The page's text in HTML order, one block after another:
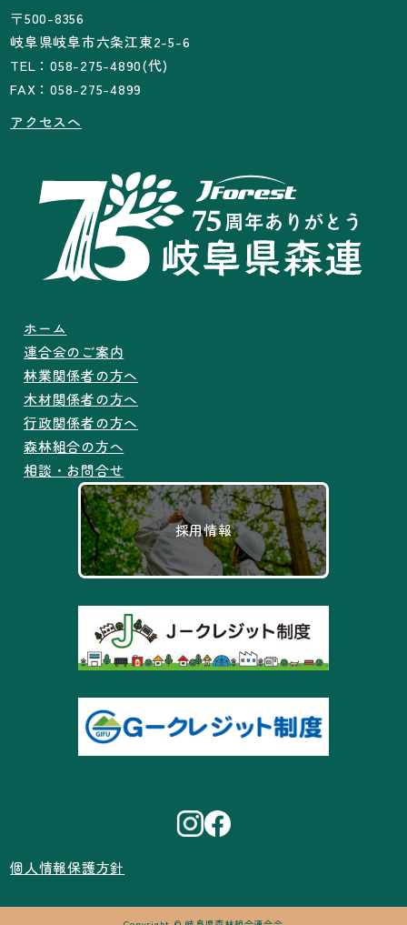
〒500-8356
岐阜県岐阜市六条江東2-5-6
TEL：058-275-4890(代)
FAX：058-275-4899
アクセスへ
ホーム
連合会のご案内
林業関係者の方へ
木材関係者の方へ
行政関係者の方へ
森林組合の方へ
相談・お問合せ
採用情報
個人情報保護方針